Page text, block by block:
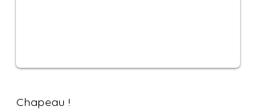
Chapeau !